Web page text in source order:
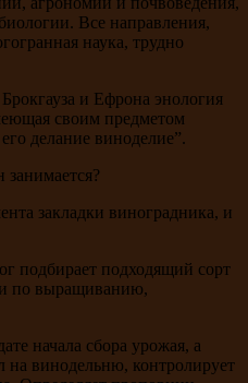
Все направления,
наука, трудно
и Ефрона энология
своим предметом
делание виноделие”.
закладки виноградника, и
подбирает подходящий сорт
по выращиванию,
начала сбора урожая, а
на винодельню, контролирует